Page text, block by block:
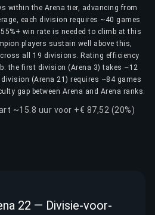
within the Arena tier, advancing from
each division requires ~40 games
win rate is needed to climb at this
players sustain well above this,
all 19 divisions. Rating efficiency
the first division (Arena 3) takes ~12
(Arena 21) requires ~84 games
gap between Arena and Arena ranks.
~15.8 uur voor +€ 87,52 (20%)
22 — Divisie-voor-